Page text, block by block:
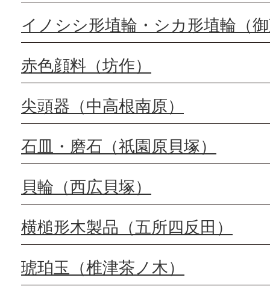
イノシシ形埴輪・シカ形埴輪（
赤色顔料（坊作）
尖頭器（中高根南原）
石皿・磨石（祇園原貝塚）
貝輪（西広貝塚）
横槌形木製品（五所四反田）
琥珀玉（椎津茶ノ木）